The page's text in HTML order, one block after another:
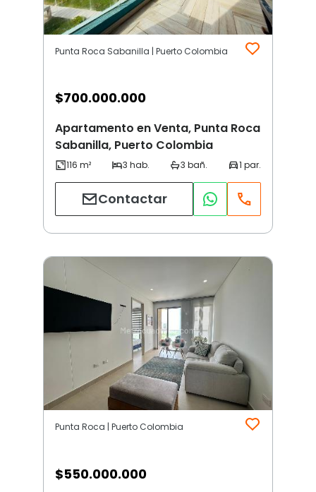
Punta Roca Sabanilla | Puerto Colombia
$700.000.000
Apartamento en Venta, Punta Roca
Sabanilla, Puerto Colombia
Contactar
Punta Roca | Puerto Colombia
$550.000.000